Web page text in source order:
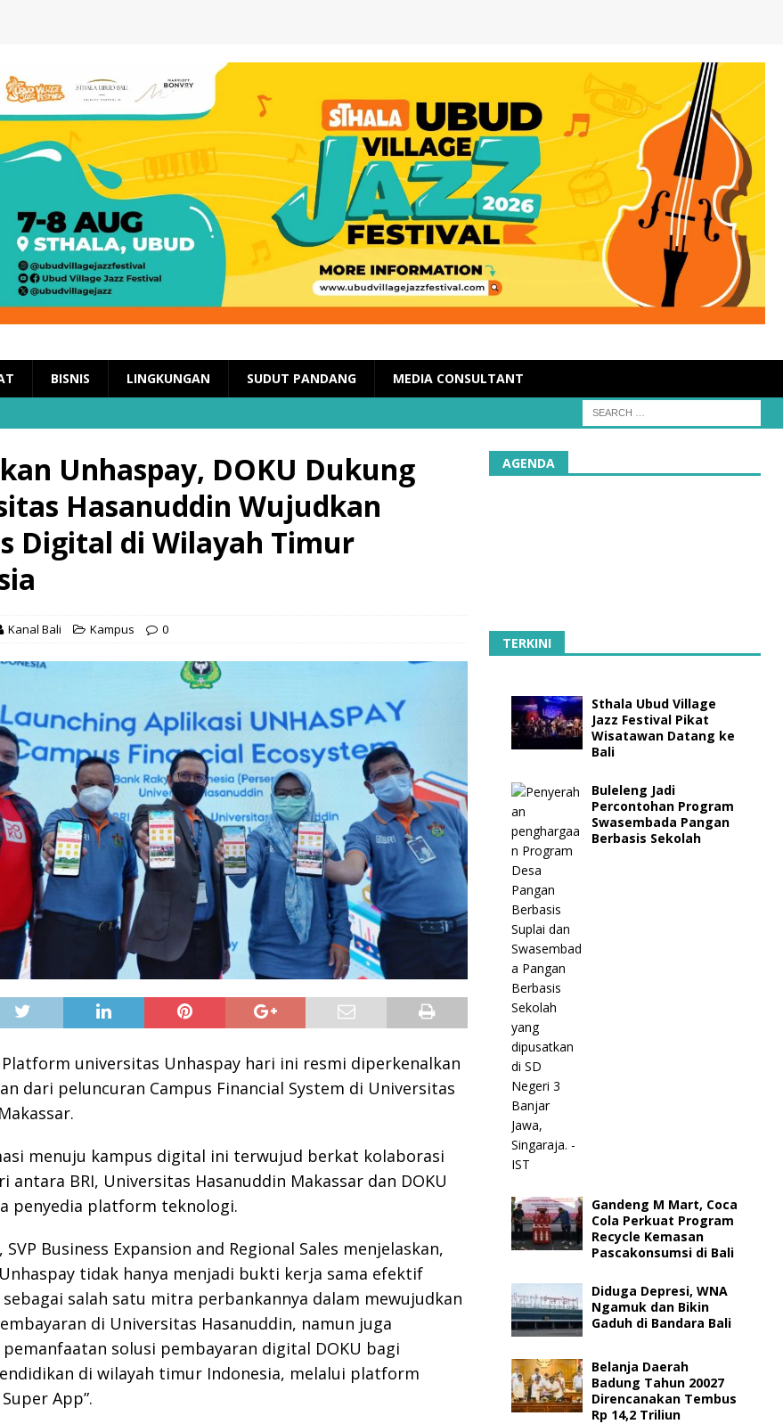
BISNIS LINGKUNGAN SUDUT PANDANG MEDIA CONSULTANT
Unhaspay, DOKU Dukung
Hasanuddin Wujudkan
Digital di Wilayah Timur
Kanal Bali Kampus 0
Platform universitas Unhaspay hari ini resmi diperkenalkan
dari peluncuran Campus Financial System di Universitas
menuju kampus digital ini terwujud berkat kolaborasi
antara BRI, Universitas Hasanuddin Makassar dan DOKU
penyedia platform teknologi.
Business Expansion and Regional Sales menjelaskan,
tidak hanya menjadi bukti kerja sama efektif
sebagai salah satu mitra perbankannya dalam mewujudkan
di Universitas Hasanuddin, namun juga
solusi pembayaran digital DOKU bagi
di wilayah timur Indonesia, melalui platform
App”.
AGENDA
TERKINI
Sthala Ubud Village
Jazz Festival Pikat
Wisatawan Datang ke
Bali
Buleleng Jadi
Percontohan Program
Swasembada Pangan
Berbasis Sekolah
Gandeng M Mart, Coca
Cola Perkuat Program
Recycle Kemasan
Pascakonsumsi di Bali
Diduga Depresi, WNA
Ngamuk dan Bikin
Gaduh di Bandara Bali
Belanja Daerah
Badung Tahun 20027
Direncanakan Tembus
Rp 14,2 Triliun